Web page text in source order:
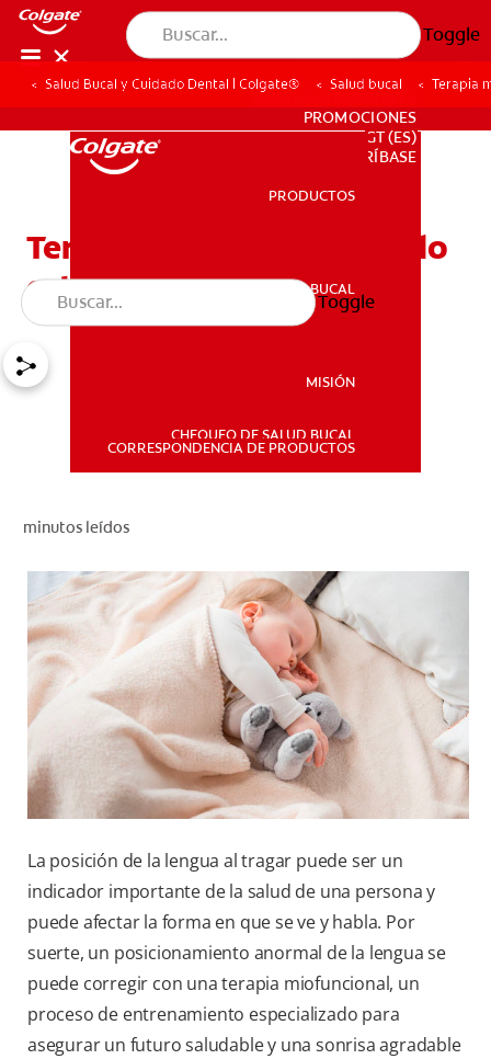
Toggle
SALUD BUCAL
PARA PROFESIONALES
PROMOCIONES
GT (ES)
PARA PROFESIONALES
PROMOCIONES
GT (ES)
SUSCRÍBASE
PRODUCTOS
SALUD BUCAL
MISIÓN
CHEQUEO DE SALUD BUCAL
CORRESPONDENCIA DE PRODUCTOS
Toggle
Salud Bucal y Cuidado Dental | Colgate® Salud bucal Terapia
Terapia miofuncional: Todo
está en la lengua
minutos leídos
La posición de la lengua al tragar puede ser un
indicador importante de la salud de una persona y
puede afectar la forma en que se ve y habla. Por
suerte, un posicionamiento anormal de la lengua se
puede corregir con una terapia miofuncional, un
proceso de entrenamiento especializado para
asegurar un futuro saludable y una sonrisa agradable